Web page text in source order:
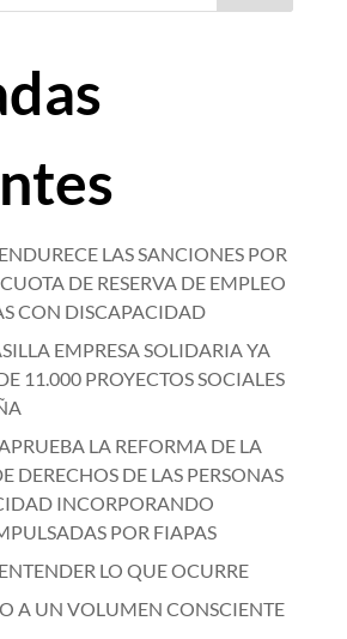
LAS SANCIONES POR
DE RESERVA DE EMPLEO
CON DISCAPACIDAD
EMPRESA SOLIDARIA YA
11.000 PROYECTOS SOCIALES
LA REFORMA DE LA
DERECHOS DE LAS PERSONAS
INCORPORANDO
POR FIAPAS
LO QUE OCURRE
A UN VOLUMEN CONSCIENTE